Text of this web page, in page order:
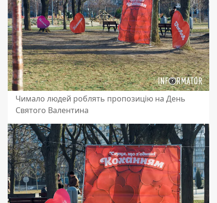
Чимало людей роблять пропозицію на День
Святого Валентина